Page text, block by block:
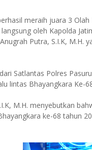
meraih juara 3
oleh Kapolda
Putra, S.I.K, M.H.
Satlantas Polres
lintas Bhayangkara Ke-
M.H. menyebutkan
ke-68 tahun